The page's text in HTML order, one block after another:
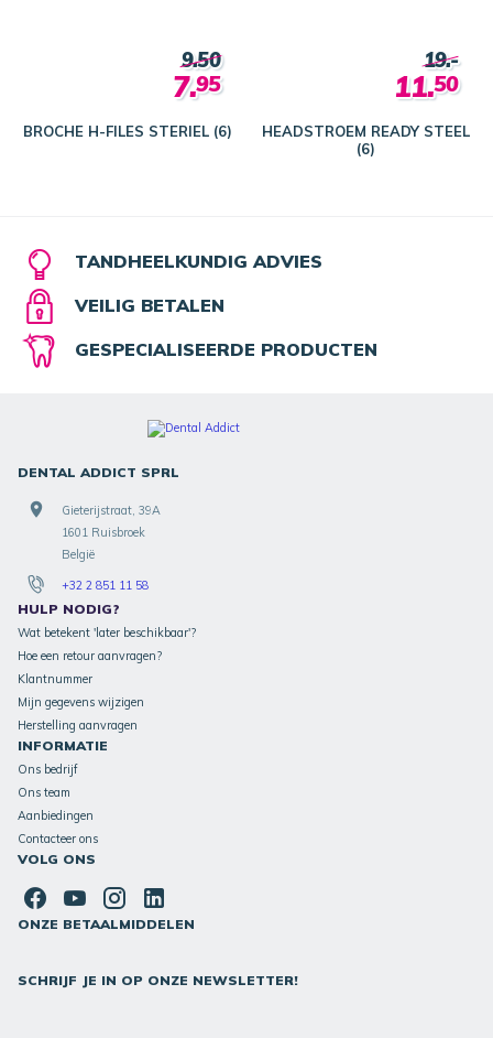
BROCHE H-FILES STERIEL (6)
9.50
7.95
HEADSTROEM READY STEEL
(6)
19.-
11.50
TANDHEELKUNDIG ADVIES
VEILIG BETALEN
GESPECIALISEERDE PRODUCTEN
DENTAL ADDICT SPRL
Gieterijstraat, 39A
1601 Ruisbroek
België
+32 2 851 11 58
HULP NODIG?
Wat betekent 'later beschikbaar'?
Hoe een retour aanvragen?
Klantnummer
Mijn gegevens wijzigen
Herstelling aanvragen
INFORMATIE
Ons bedrijf
Ons team
Aanbiedingen
Contacteer ons
VOLG ONS
ONZE BETAALMIDDELEN
SCHRIJF JE IN OP ONZE NEWSLETTER!